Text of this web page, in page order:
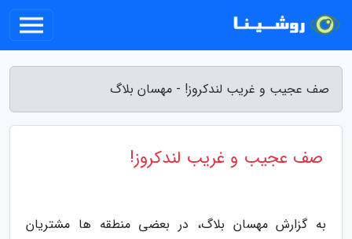
صف عجیب و غریب لندکروز! - مهسان بلاگ
صف عجیب و غریب لندکروز!
به گزارش مهسان بلاگ، در بعضی منطقه ها مشتریان